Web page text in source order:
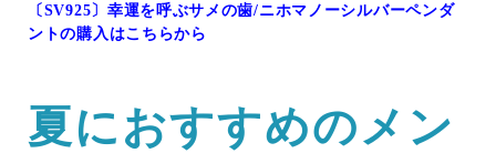
〔SV925〕幸運を呼ぶサメの歯/ニホマノーシルバーペンダ
ントの購入はこちらから
夏におすすめのメン